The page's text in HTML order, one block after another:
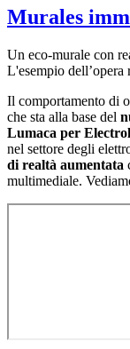
Murales
Un eco-murale con
L'esempio
Il comportamento di
che sta alla base del
Lumaca per
nel settore degli
di realtà aumentata
multimediale.